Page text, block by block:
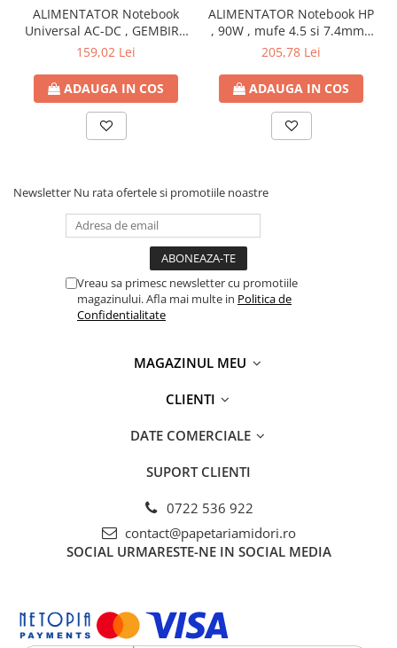
Ecusoane si accesorii
Folii si mape
Intercalatoare
Prezentare si afisare
Accesorii pentru birou
Agrafe, ace, piuneze, clipsuri
Distrugator documente
Calculatoare de birou
Corectoare
Foarfeci si cuttere
Caiete si blocuri de desen
Coperti pentru caiete si carti
Tempera, guase si acuarele
Accesorii
Ascutitori si radiere
ALIMENTATOR Notebook
Universal AC-DC , GEMBIRD
, 90W - tensiuni
DC la 4.5 A max , protectie
la supratensiuni Cod
Produs: NPA-AC1D
159,02 Lei
ADAUGA IN COS
ALIMENTATOR Notebook HP
, 90W , mufe 4.5 si 7.4mm ,
Cod Produs: H6Y90AA
205,78 Lei
ADAUGA IN COS
Newsletter Nu rata ofertele si promotiile noastre
Vreau sa primesc newsletter cu promotiile
magazinului. Afla mai multe in Politica de
Confidentialitate
MAGAZINUL MEU
CLIENTI
DATE COMERCIALE
SUPORT CLIENTI
0722 536 922
contact@papetariamidori.ro
SOCIAL URMARESTE-NE IN SOCIAL MEDIA